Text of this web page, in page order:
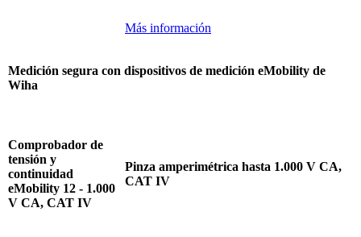
Más información
Medición segura con dispositivos de medición eMobility de
Wiha
Comprobador de
tensión y
continuidad
eMobility 12 - 1.000
V CA, CAT IV
Pinza amperimétrica hasta 1.000 V CA,
CAT IV